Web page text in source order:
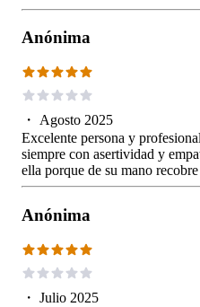
Anónima
・ Agosto 2025
Excelente persona y
siempre con asertividad y
ella porque de su mano
Anónima
・ Julio 2025